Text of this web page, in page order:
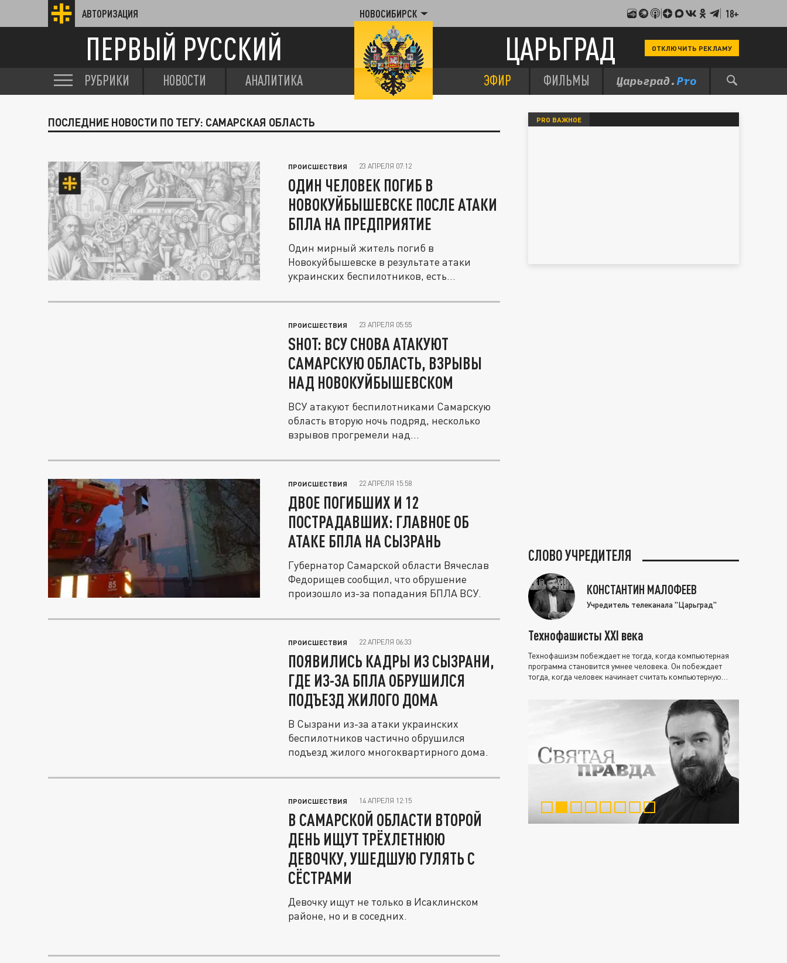
АВТОРИЗАЦИЯ НОВОСИБИРСК 18+
ПЕРВЫЙ РУССКИЙ ЦАРЬГРАД ОТКЛЮЧИТЬ РЕКЛАМУ
РУБРИКИ НОВОСТИ АНАЛИТИКА ЭФИР ФИЛЬМЫ
ПОСЛЕДНИЕ НОВОСТИ ПО ТЕГУ: САМАРСКАЯ ОБЛАСТЬ
ПРОИСШЕСТВИЯ 23 АПРЕЛЯ 07:12
ОДИН ЧЕЛОВЕК ПОГИБ В
НОВОКУЙБЫШЕВСКЕ ПОСЛЕ АТАКИ
БПЛА НА ПРЕДПРИЯТИЕ
Один мирный житель погиб в
Новокуйбышевске в результате атаки
украинских беспилотников, есть
ПРОИСШЕСТВИЯ 23 АПРЕЛЯ 05:55
SHOT: ВСУ СНОВА АТАКУЮТ
САМАРСКУЮ ОБЛАСТЬ, ВЗРЫВЫ
НАД НОВОКУЙБЫШЕВСКОМ
ВСУ атакуют беспилотниками Самарскую
область вторую ночь подряд, несколько
взрывов прогремели над...
ПРОИСШЕСТВИЯ 22 АПРЕЛЯ 15:58
ДВОЕ ПОГИБШИХ И 12
ПОСТРАДАВШИХ: ГЛАВНОЕ ОБ
АТАКЕ БПЛА НА СЫЗРАНЬ
Губернатор Самарской области Вячеслав
Федорищев сообщил, что обрушение
произошло из-за попадания БПЛА ВСУ.
ПРОИСШЕСТВИЯ 22 АПРЕЛЯ 06:33
ПОЯВИЛИСЬ КАДРЫ ИЗ СЫЗРАНИ,
ГДЕ ИЗ-ЗА БПЛА ОБРУШИЛСЯ
ПОДЪЕЗД ЖИЛОГО ДОМА
В Сызрани из-за атаки украинских
беспилотников частично обрушился
подъезд жилого многоквартирного дома.
ПРОИСШЕСТВИЯ 14 АПРЕЛЯ 12:15
В САМАРСКОЙ ОБЛАСТИ ВТОРОЙ
ДЕНЬ ИЩУТ ТРЁХЛЕТНЮЮ
ДЕВОЧКУ, УШЕДШУЮ ГУЛЯТЬ С
СЁСТРАМИ
Девочку ищут не только в Исаклинском
районе, но и в соседних.
PRO ВАЖНОЕ
СЛОВО УЧРЕДИТЕЛЯ
КОНСТАНТИН МАЛОФЕЕВ
Учредитель телеканала "Царьград"
Технофашисты XXI века
Технофашизм побеждает не тогда, когда компьютерная
программа становится умнее человека. Он побеждает
тогда, когда человек начинает считать компьютерную